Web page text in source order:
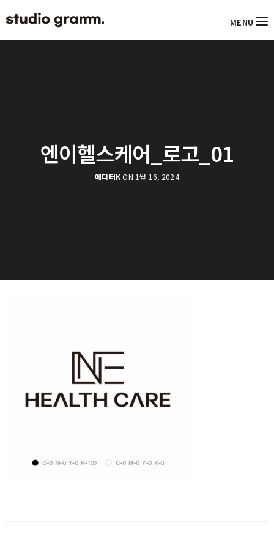
MENU
엔이헬스케어_로고_01
에디터KON 1월 16, 2024